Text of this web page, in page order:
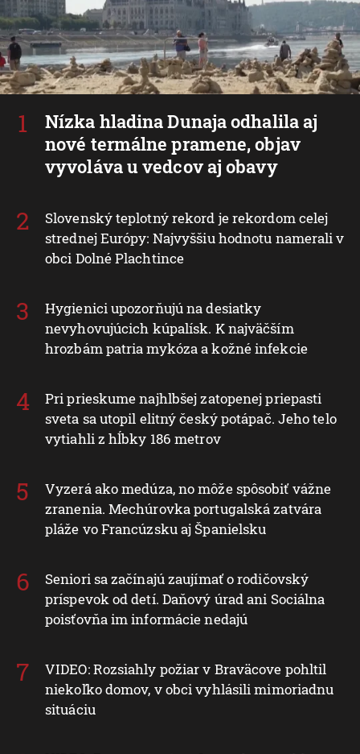
Nízka hladina Dunaja odhalila aj
nové termálne pramene, objav
vyvoláva u vedcov aj obavy
Slovenský teplotný rekord je rekordom celej
strednej Európy: Najvyššiu hodnotu namerali v
obci Dolné Plachtince
Hygienici upozorňujú na desiatky
nevyhovujúcich kúpalísk. K najväčším
hrozbám patria mykóza a kožné infekcie
Pri prieskume najhlbšej zatopenej priepasti
sveta sa utopil elitný český potápač. Jeho telo
vytiahli z hĺbky 186 metrov
Vyzerá ako medúza, no môže spôsobiť vážne
zranenia. Mechúrovka portugalská zatvára
pláže vo Francúzsku aj Španielsku
Seniori sa začínajú zaujímať o rodičovský
príspevok od detí. Daňový úrad ani Sociálna
poisťovňa im informácie nedajú
VIDEO: Rozsiahly požiar v Braväcove pohltil
niekoľko domov, v obci vyhlásili mimoriadnu
situáciu